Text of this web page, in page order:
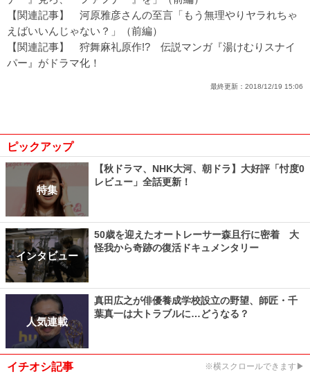
【関連記事】 河原雅彦さんの至言「もう無理やりヤラれちゃ
えばいいんじゃない？」（前編）
【関連記事】 狩舞麻礼原作!? 伝説マンガ『湯けむりスナイ
パー』がドラマ化！
最終更新： 2018/12/19 15:06
ピックアップ
特集
【秋ドラマ、NHK大河、朝ドラ】大好評「忖度0
レビュー」全話更新！
インタビュー
50歳を迎えたオートレーサー森且行に密着 大
怪我から奇跡の復活ドキュメンタリー
人気連載
真田広之が俳優養成学校設立の野望、師匠・千
葉真一は大トラブルに…どうなる？
イチオシ記事 ※横スクロールできます▶